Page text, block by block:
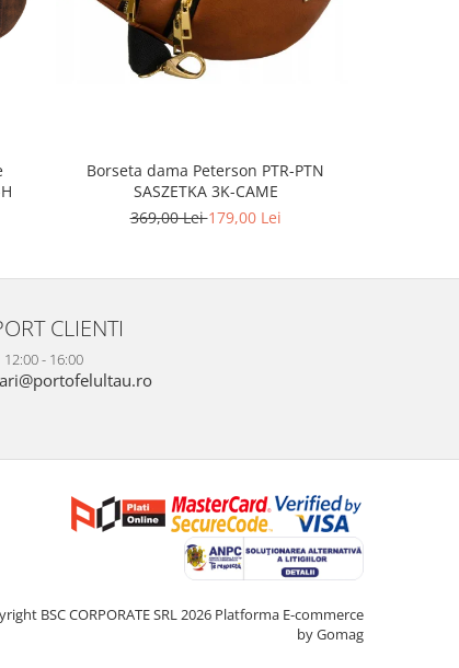
Borseta dama Peterson PTR-PTN
SASZETKA 3K-CAME
369,00 Lei179,00 Lei
CLIENTI
12:00 - 16:00
BSC CORPORATE SRL 2026 Platforma E-commerce
by Gomag